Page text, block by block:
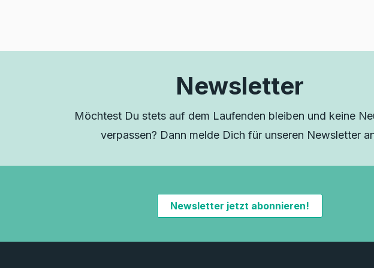
Newsletter
Möchtest Du stets auf dem Laufenden bleiben und keine
verpassen? Dann melde Dich für unseren Newsletter
Newsletter jetzt abonnieren!